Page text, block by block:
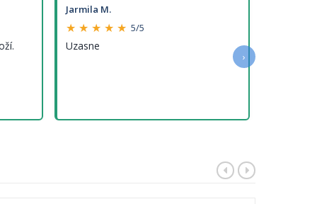
Jarmila M.
★ ★ ★ ★ ★ 5/5
Uzasne
›